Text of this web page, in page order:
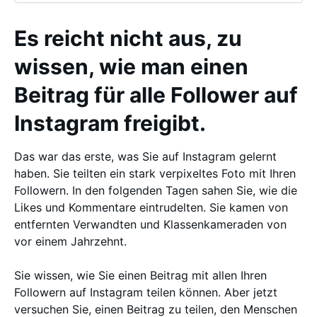
Es reicht nicht aus, zu
wissen, wie man einen
Beitrag für alle Follower auf
Instagram freigibt.
Das war das erste, was Sie auf Instagram gelernt
haben. Sie teilten ein stark verpixeltes Foto mit Ihren
Followern. In den folgenden Tagen sahen Sie, wie die
Likes und Kommentare eintrudelten. Sie kamen von
entfernten Verwandten und Klassenkameraden von
vor einem Jahrzehnt.
Sie wissen, wie Sie einen Beitrag mit allen Ihren
Followern auf Instagram teilen können. Aber jetzt
versuchen Sie, einen Beitrag zu teilen, den Menschen